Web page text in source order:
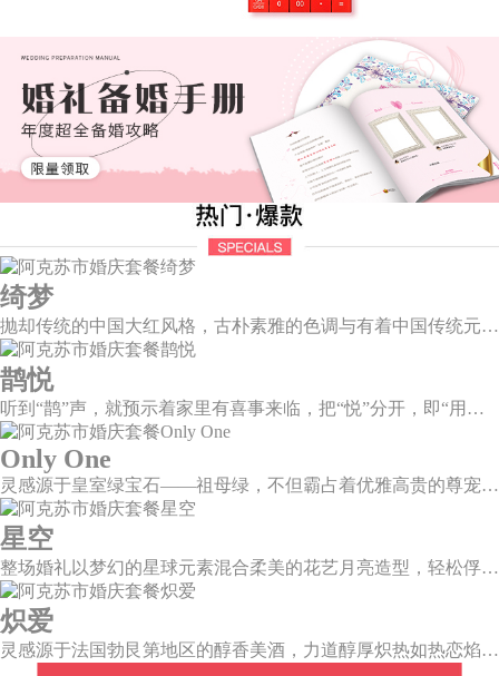
绮梦
抛却传统的中国大红风格，古朴素雅的色调与有着中国传统元素相辅相成的新中式风格，象形山岚造型、建筑风格的屏风设计、摇曳生姿的芦苇花艺，带你走进一个充满中式情怀的东方绮梦。
鹊悦
听到“鹊”声，就预示着家里有喜事来临，把“悦”分开，即“用心兑现爱的承诺”，设计上融入有诗有画的喜鹊登梅图元素，这样温婉绵长的爱情，又岂在朝朝暮暮。
Only One
灵感源于皇室绿宝石——祖母绿，不但霸占着优雅高贵的尊宠，且没有一种绿可以比之更美。
星空
整场婚礼以梦幻的星球元素混合柔美的花艺月亮造型，轻松俘获每一颗向往美好的心。绚烂星夜的繁星闪耀璀璨，在视觉的统一和谐中，见证深邃大气的星辰。
炽爱
灵感源于法国勃艮第地区的醇香美酒，力道醇厚炽热如热恋焰火，在历经岁月后愈发醇厚绵长。